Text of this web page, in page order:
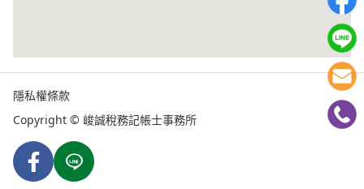
隱私權條款
Copyright © 峻誠稅務記帳士事務所
Facebook
Line